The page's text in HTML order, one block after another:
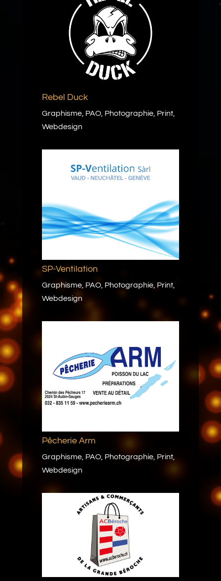
Rebel Duck
Graphisme, PAO, Photographie, Print,
Webdesign
SP-Ventilation
Graphisme, PAO, Photographie, Print,
Webdesign
Pêcherie Arm
Graphisme, PAO, Photographie, Print,
Webdesign